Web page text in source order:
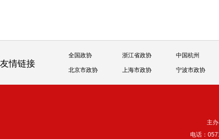
友情链接
全国政协 浙江省政协 中国杭州
北京市政协 上海市政协 宁波市政协
主
电话：